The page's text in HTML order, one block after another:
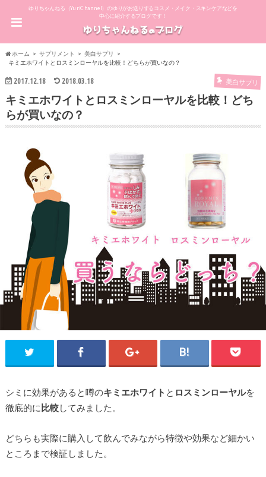
ゆりちゃんねる（YuriChannel）のゆりがお送りするコスメ・メイク・スキンケアなどを
中心に紹介するブログです！
ホーム サプリメント
美白サプリ
キミエホワイトとロスミンローヤルを比較！どちらが買いなの？
2017.12.18 2018.03.18 美白サプリ
キミエホワイトとロスミンローヤルを比較！どち
らが買いなの？
シミに効果があると噂のキミエホワイト と ロスミンローヤルを
徹底的に比較してみました。
どちらも実際に購入して飲んでみながら特徴や効果など細かい
ところまで検証しました。